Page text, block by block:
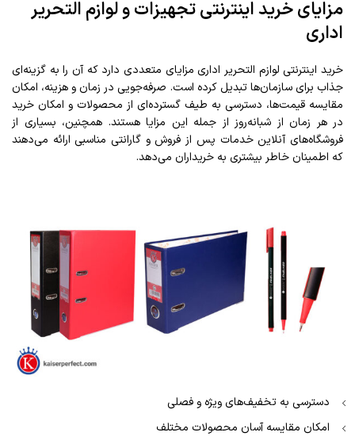
مزایای خرید اینترنتی تجهیزات و لوازم التحریر
اداری
خرید اینترنتی لوازم التحریر اداری مزایای متعددی دارد که آن را به گزینه‌ای
جذاب برای سازمان‌ها تبدیل کرده است. صرفه‌جویی در زمان و هزینه، امکان
مقایسه قیمت‌ها، دسترسی به طیف گسترده‌ای از محصولات و امکان خرید
در هر زمان از شبانه‌روز از جمله این مزایا هستند. همچنین، بسیاری از
فروشگاه‌های آنلاین خدمات پس از فروش و گارانتی مناسبی ارائه می‌دهند
که اطمینان خاطر بیشتری به خریداران می‌دهد.
دسترسی به تخفیف‌های ویژه و فصلی
امکان مقایسه آسان محصولات مختلف